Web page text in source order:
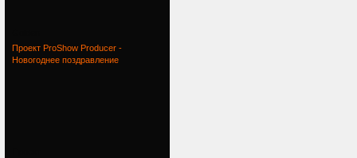
Проект ProShow Producer -
Новогоднее поздравление